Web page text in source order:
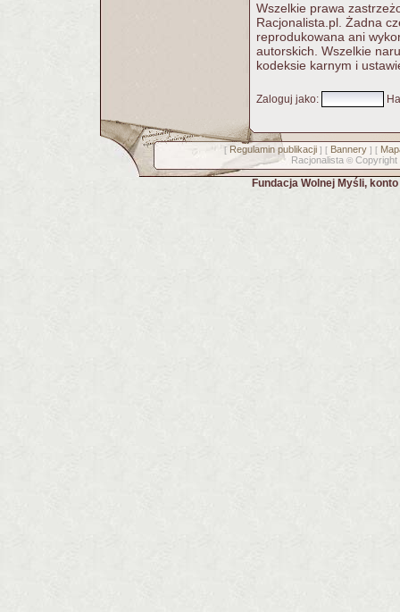
Wszelkie prawa
Racjonalista.pl. Żadna
reprodukowana ani
autorskich. Wszelkie
kodeksie karnym i
Zaloguj jako:
[ Regulamin publikacji] [ Bannery] [
Racjonalista © Copyright
Fundacja Wolnej Myśli,